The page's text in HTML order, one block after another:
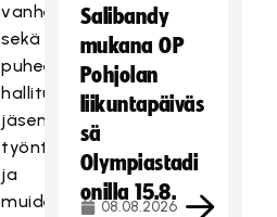
vanhempien
sekä
puheenjohtajien,
hallituksen
jäsenten,
työntekijöiden
ja
muiden
Salibandy
mukana OP
Pohjolan
liikuntapäiväs
sä
Olympiastadi
onilla 15.8.
08.08.2026